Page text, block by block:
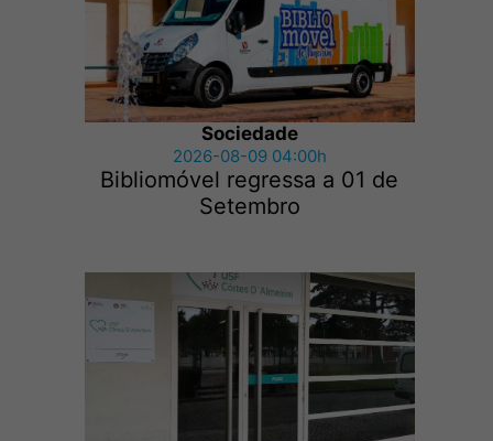
Sociedade
2026-08-09 04:00h
Bibliomóvel regressa a 01 de
Setembro